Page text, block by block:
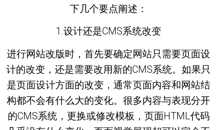
下几个要点阐述：
1.设计还是CMS系统改变
进行网站改版时，首先要确定网站只需要页面设
计的改变，还是需要改用新的CMS系统。如果只
是页面设计方面的改变，通常页面内容和网站结
构都不会有什么大的变化。很多内容与表现分开
的CMS系统，更换或修改模板，页面HTML代码